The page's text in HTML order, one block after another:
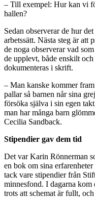
– Till exempel: Hur kan vi
hallen?
Sedan observerar de hur
arbetssätt. Nästa steg är att
de noga observerar vad
de upplevt, både enskilt
dokumenteras i skrift.
– Man kanske kommer
pallar så barnen når sina
försöka själva i sin egen
man har många barn
Cecilia Sandback.
Stipendier gav dem tid
Det var Karin Rönnerman
en bok om sina
tack vare stipendier från
minnesfond. I dagarna
trots att schemat är fullt,